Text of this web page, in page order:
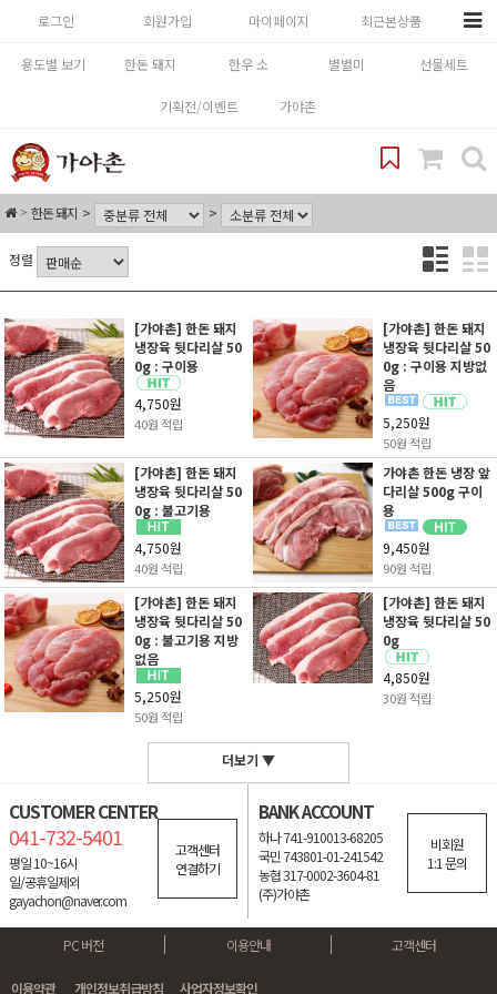
로그인 회원가입 마이페이지 최근본상품
용도별 보기 한돈 돼지 한우 소 별별미 선물세트
기획전/이벤트 가야촌
한돈 돼지
정렬
[가야촌] 한돈 돼지
냉장육 뒷다리살 50
0g : 구이용
4,750원
40원 적립
[가야촌] 한돈 돼지
냉장육 뒷다리살 50
0g : 구이용 지방없
음
5,250원
50원 적립
[가야촌] 한돈 돼지
냉장육 뒷다리살 50
0g : 불고기용
4,750원
40원 적립
가야촌 한돈 냉장 앞
다리살 500g 구이
용
9,450원
90원 적립
[가야촌] 한돈 돼지
냉장육 뒷다리살 50
0g : 불고기용 지방
없음
5,250원
50원 적립
[가야촌] 한돈 돼지
냉장육 뒷다리살 50
0g
4,850원
30원 적립
더보기 ▼
CUSTOMER CENTER
041-732-5401
평일 10~16시
일/공휴일제외
gayachon@naver.com
고객센터
연결하기
BANK ACCOUNT
하나 741-910013-68205
국민 743801-01-241542
농협 317-0002-3604-81
(주)가야촌
비회원
1:1 문의
PC 버전 이용안내 고객센터
이용약관 개인정보취급방침 사업자정보확인